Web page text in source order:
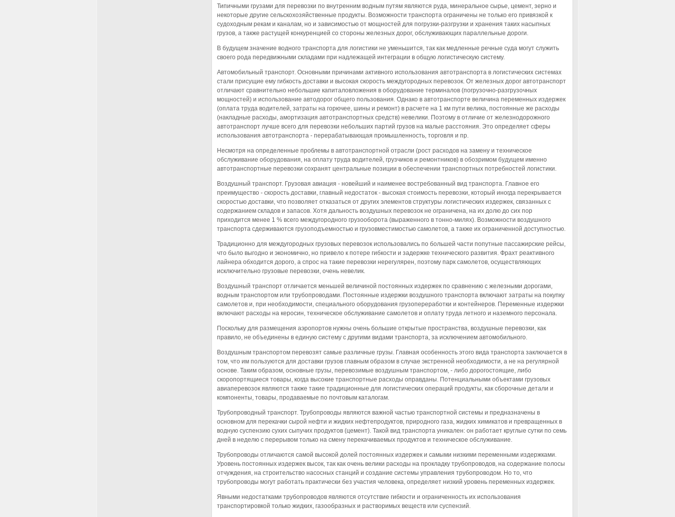
Типичными грузами для перевозки по внутренним водным путям являются руда, минеральное сырье, цемент, зерно и
некоторые другие сельскохозяйственные продукты. Возможности транспорта ограничены не только его привязкой к
судоходным рекам и каналам, но и зависимостью от мощностей для погрузки-разгрузки и хранения таких насыпных
грузов, а также растущей конкуренцией со стороны железных дорог, обслуживающих параллельные дороги.
В будущем значение водного транспорта для логистики не уменьшится, так как медленные речные суда могут служить
своего рода передвижными складами при надлежащей интеграции в общую логистическую систему.
Автомобильный транспорт. Основными причинами активного использования автотранспорта в логистических системах
стали присущие ему гибкость доставки и высокая скорость междугородных перевозок. От железных дорог автотранспорт
отличают сравнительно небольшие капиталовложения в оборудование терминалов (погрузочно-разгрузочных
мощностей) и использование автодорог общего пользования. Однако в автотранспорте величина переменных издержек
(оплата труда водителей, затраты на горючее, шины и ремонт) в расчете на 1 км пути велика, постоянные же расходы
(накладные расходы, амортизация автотранспортных средств) невелики. Поэтому в отличие от железнодорожного
автотранспорт лучше всего для перевозки небольших партий грузов на малые расстояния. Это определяет сферы
использования автотранспорта - перерабатывающая промышленность, торговля и пр.
Несмотря на определенные проблемы в автотранспортной отрасли (рост расходов на замену и техническое
обслуживание оборудования, на оплату труда водителей, грузчиков и ремонтников) в обозримом будущем именно
автотранспортные перевозки сохранят центральные позиции в обеспечении транспортных потребностей логистики.
Воздушный транспорт. Грузовая авиация - новейший и наименее востребованный вид транспорта. Главное его
преимущество - скорость доставки, главный недостаток - высокая стоимость перевозки, который иногда перекрывается
скоростью доставки, что позволяет отказаться от других элементов структуры логистических издержек, связанных с
содержанием складов и запасов. Хотя дальность воздушных перевозок не ограничена, на их долю до сих пор
приходится менее 1 % всего междугородного грузооборота (выраженного в тонно-милях). Возможности воздушного
транспорта сдерживаются грузоподъемностью и грузовместимостью самолетов, а также их ограниченной доступностью.
Традиционно для междугородных грузовых перевозок использовались по большей части попутные пассажирские рейсы,
что было выгодно и экономично, но привело к потере гибкости и задержке технического развития. Фрахт реактивного
лайнера обходится дорого, а спрос на такие перевозки нерегулярен, поэтому парк самолетов, осуществляющих
исключительно грузовые перевозки, очень невелик.
Воздушный транспорт отличается меньшей величиной постоянных издержек по сравнению с железными дорогами,
водным транспортом или трубопроводами. Постоянные издержки воздушного транспорта включают затраты на покупку
самолетов и, при необходимости, специального оборудования грузопереработки и контейнеров. Переменные издержки
включают расходы на керосин, техническое обслуживание самолетов и оплату труда летного и наземного персонала.
Поскольку для размещения аэропортов нужны очень большие открытые пространства, воздушные перевозки, как
правило, не объединены в единую систему с другими видами транспорта, за исключением автомобильного.
Воздушным транспортом перевозят самые различные грузы. Главная особенность этого вида транспорта заключается в
том, что им пользуются для доставки грузов главным образом в случае экстренной необходимости, а не на регулярной
основе. Таким образом, основные грузы, перевозимые воздушным транспортом, - либо дорогостоящие, либо
скоропортящиеся товары, когда высокие транспортные расходы оправданы. Потенциальными объектами грузовых
авиаперевозок являются также такие традиционные для логистических операций продукты, как сборочные детали и
компоненты, товары, продаваемые по почтовым каталогам.
Трубопроводный транспорт. Трубопроводы являются важной частью транспортной системы и предназначены в
основном для перекачки сырой нефти и жидких нефтепродуктов, природного газа, жидких химикатов и превращенных в
водную суспензию сухих сыпучих продуктов (цемент). Такой вид транспорта уникален: он работает круглые сутки по семь
дней в неделю с перерывом только на смену перекачиваемых продуктов и техническое обслуживание.
Трубопроводы отличаются самой высокой долей постоянных издержек и самыми низкими переменными издержками.
Уровень постоянных издержек высок, так как очень велики расходы на прокладку трубопроводов, на содержание полосы
отчуждения, на строительство насосных станций и создание системы управления трубопроводом. Но то, что
трубопроводы могут работать практически без участия человека, определяет низкий уровень переменных издержек.
Явными недостатками трубопроводов являются отсутствие гибкости и ограниченность их использования
транспортировкой только жидких, газообразных и растворимых веществ или суспензий.